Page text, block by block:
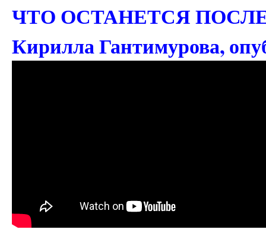
ЧТО ОСТАНЕТСЯ ПОСЛЕ
Кирилла Гантимурова,